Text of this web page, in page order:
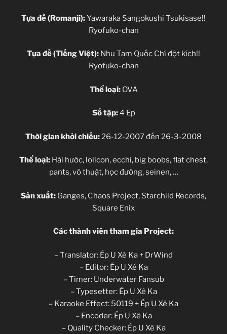
Tựa đề (Romanji):Yawaraka Sangokushi Tsukisase!!
Ryofuko-chan
Tựa đề (Tiếng Việt): Nhu Tam Quốc Chí đột kích!!
Ryofuko-chan
Thể loại:OVA
Số tập:4 Ep
Thời gian khởi chiếu:26-12-2007 đến 26-3-2008
Thể loại: Hài hước, lolicon, ecchi, big boobs, flat chest,
pants, võ thuật, học đường, seinen, …
Sản xuất: Ganges, Chaos Project, Starchild Records,
Square Enix
Các thành viên tham gia Project:
– Translator: Ép U Xê Ka + DrWind
– Editor: Ép U Xê Ka
– Timer: Underwater Fansub
– Typesetter: Ép U Xê Ka
– Karaoke Effect: 50119 + Ép U Xê Ka
– Encoder: Ép U Xê Ka
– Quality Checker: Ép U Xê Ka